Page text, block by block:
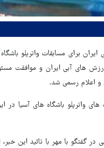
برای مسابقات واترپلو
های آبی ایران و موافقت
و اعلام رسمی شد.
برگزاری رقابت های واترپلو باشگاه
با مهر با تائید این